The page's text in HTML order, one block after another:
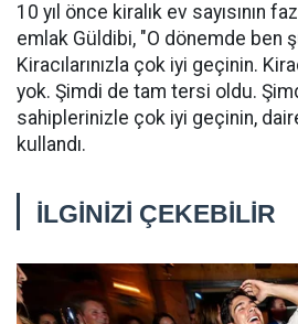
10 yıl önce kiralık ev sayısının
emlak Güldibi, "O dönemde ben
Kiracılarınızla çok iyi geçinin.
yok. Şimdi de tam tersi oldu.
sahiplerinizle çok iyi geçinin,
kullandı.